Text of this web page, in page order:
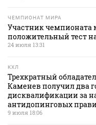
ЧЕМПИОНАТ МИРА
Участник чемпионата
положительный тест
24 июля 13:31
КХЛ
Трехкратный
Каменев получил два
дисквалификации за
антидопинговых
9 июля 18:06